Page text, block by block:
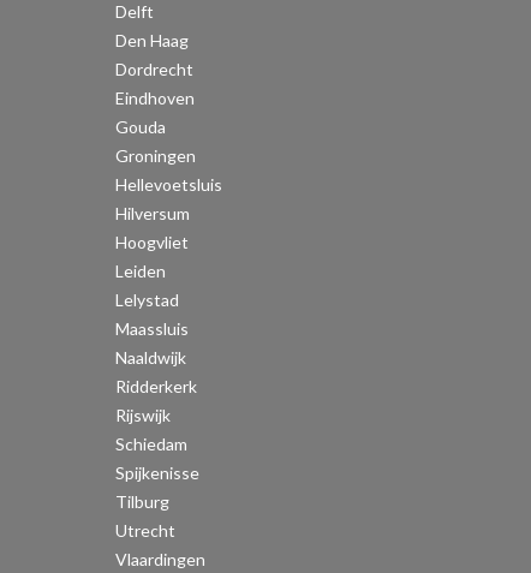
Delft
Den Haag
Dordrecht
Eindhoven
Gouda
Groningen
Hellevoetsluis
Hilversum
Hoogvliet
Leiden
Lelystad
Maassluis
Naaldwijk
Ridderkerk
Rijswijk
Schiedam
Spijkenisse
Tilburg
Utrecht
Vlaardingen